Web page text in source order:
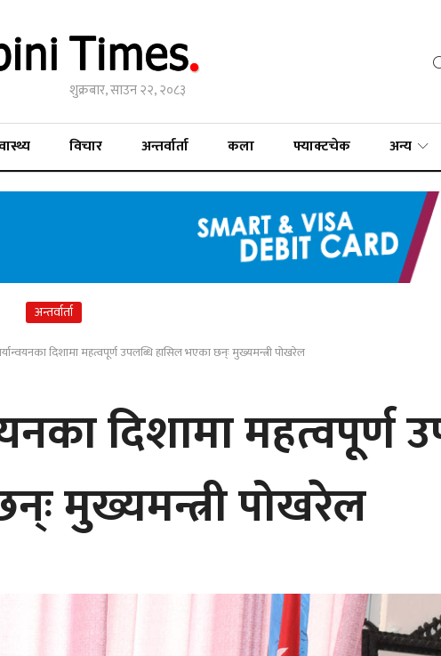
शुक्रबार, साउन २२, २०८३
विचार अन्तर्वार्ता कला फ्याक्टचेक अन्य
अन्तर्वार्ता
दिशामा महत्वपूर्ण उपलब्धि हासिल भएका छन्ः मुख्यमन्त्री पोखरेल
दिशामा महत्वपूर्ण
मुख्यमन्त्री पोखरेल